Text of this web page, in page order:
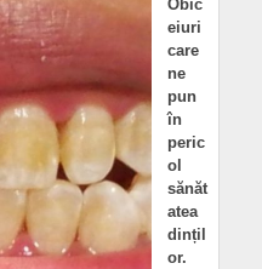
Obic
eiuri
care
ne
pun
în
peric
ol
sănăt
atea
dințil
or.